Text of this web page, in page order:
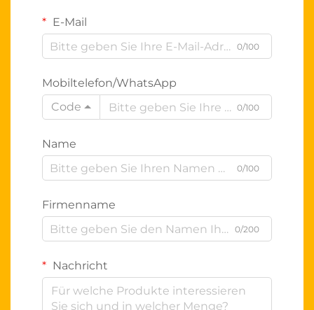
E-Mail
0/100
Mobiltelefon/WhatsApp
Code
0/100
Name
0/100
Firmenname
0/200
Nachricht